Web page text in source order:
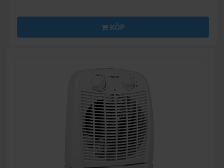
KÖP